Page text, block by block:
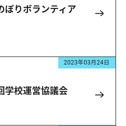
ぼりボランティア
2023年03月24日
学校運営協議会